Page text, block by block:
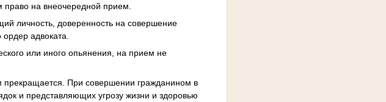
право на внеочередной прием.
личность, доверенность на совершение
адвоката.
или иного опьянения, на прием не
прекращается. При совершении гражданином в
и представляющих угрозу жизни и здоровью